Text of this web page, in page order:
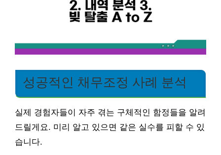
성공적인 채무조정 사례 분석
실제 경험자들이 자주 겪는 구체적인 함정들을 알려
드릴게요. 미리 알고 있으면 같은 실수를 피할 수 있
습니다.